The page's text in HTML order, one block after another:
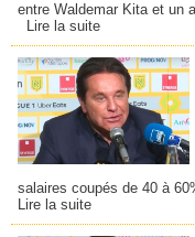
entre Waldemar Kita et un
Lire la suite
salaires coupés de 40 à
Lire la suite